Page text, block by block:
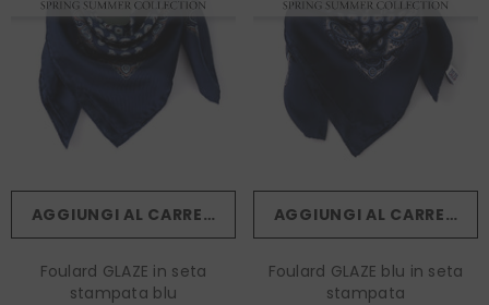
AGGIUNGI AL CARRELLO
Foulard GLAZE in seta
stampata blu
AGGIUNGI AL CARRELLO
Foulard GLAZE blu in seta
stampata